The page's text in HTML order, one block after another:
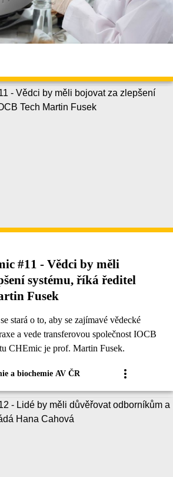
#11 - Vědci by měli
systému, říká ředitel
Fusek
stará o to, aby se zajímavé vědecké
a vede transferovou společnost IOCB
CHEmic je prof. Martin Fusek.
a biochemie AV ČR